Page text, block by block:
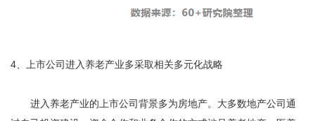
4、上市公司进入养老产业多采取相关多元化战略
进入养老产业的上市公司背景多为房地产。大多数地产公司通